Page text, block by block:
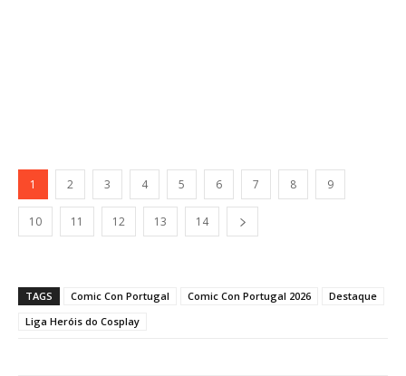
1 2 3 4 5 6 7 8 9
10 11 12 13 14
TAGS Comic Con Portugal Comic Con Portugal 2026
Destaque
Liga Heróis do Cosplay